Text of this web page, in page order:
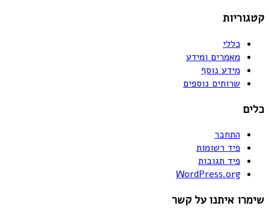
קטגוריות
כללי
מאמרים ומידע
מידע נוסף
שרותים נוספים
כלים
התחבר
פיד רשומות
פיד תגובות
WordPress.org
שימרו איתנו על קשר